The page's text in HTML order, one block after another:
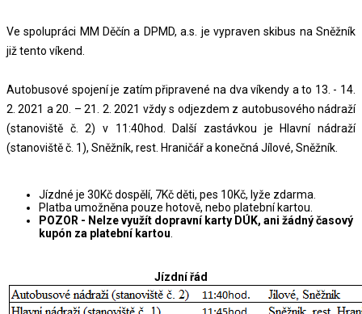
Ve spolupráci MM Děčín a DPMD, a.s. je vypraven skibus na Sněžník
již tento víkend.
Autobusové spojení je zatím připravené na dva víkendy a to 13. - 14.
2. 2021 a 20. – 21. 2. 2021 vždy s odjezdem z autobusového nádraží
(stanoviště č. 2) v 11:40hod. Další zastávkou je Hlavní nádraží
(stanoviště č. 1), Sněžník, rest. Hraničář a konečná Jílové, Sněžník.
Jízdné je 30Kč dospělí, 7Kč děti, pes 10Kč, lyže zdarma.
Platba umožněna pouze hotově, nebo platební kartou.
POZOR - Nelze využít dopravní karty DÚK, ani žádný časový
kupón za platební kartou
Jízdní řád